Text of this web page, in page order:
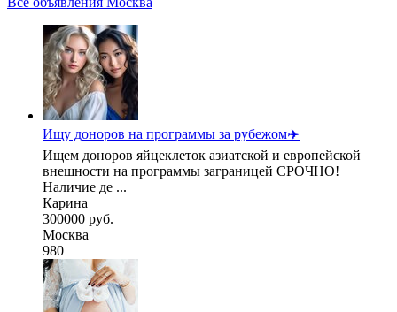
Ищу доноров на программы за рубежом✈️
Ищем доноров яйцеклеток азиатской и европейской
внешности на программы заграницей СРОЧНО!
Наличие де ...
Карина
300000 руб.
Москва
980